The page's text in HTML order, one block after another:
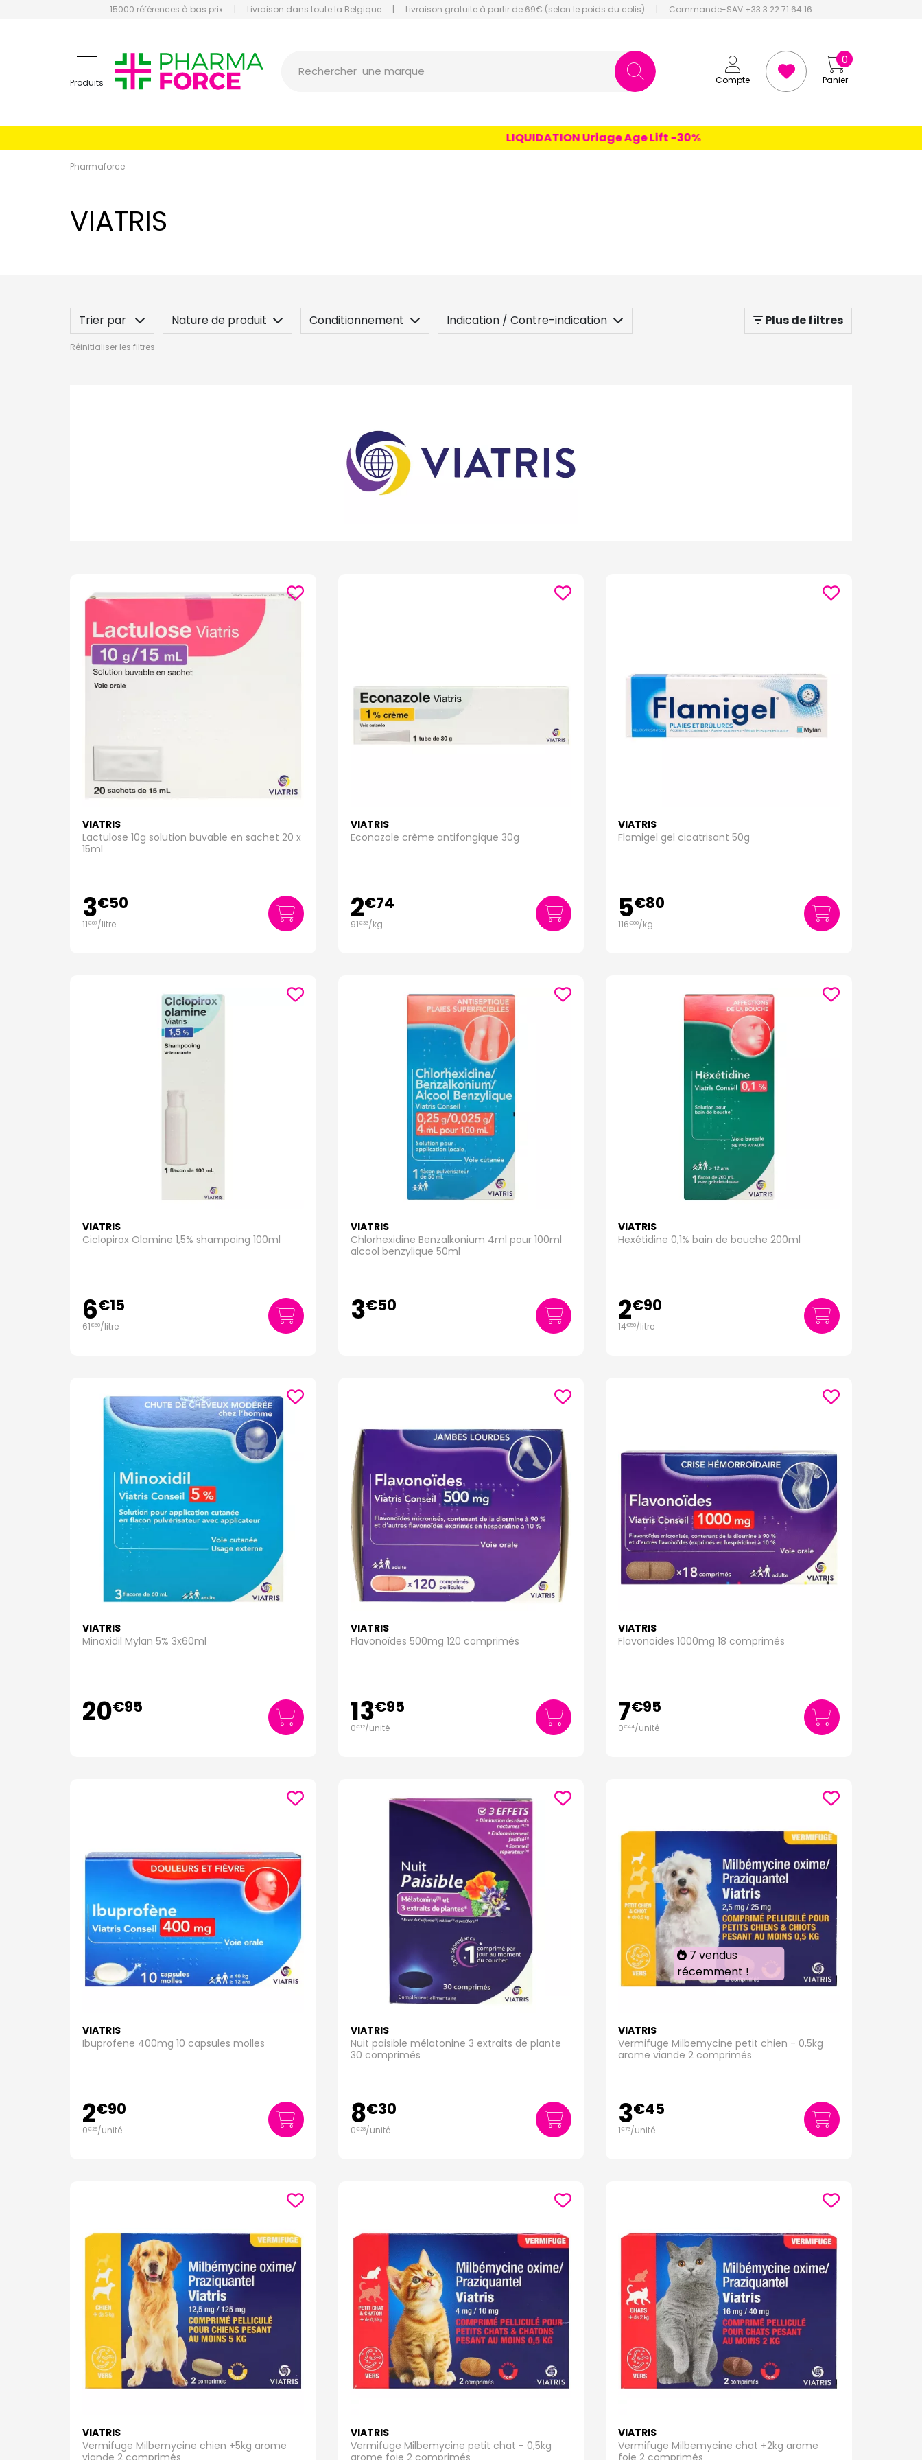
15000 références à bas prix | Livraison dans toute la Belgique | Livraison gratuite à partir de 69€ (selon le poids du colis) | Commande-SAV +33 3 22 71 64 16
Produits Compte Panier
0
Rechercher un conseil
une marque
LIQUIDATION Uriage Age Lift -30%
Pharmaforce
VIATRIS
Trier par Nature de produit Conditionnement
Indication / Contre-indication
Posez une question
Plus de filtres
Réinitialiser les filtres
VIATRIS
Lactulose 10g solution buvable en sachet 20 x
15ml
3€50
11€67/litre
VIATRIS
Econazole crème antifongique 30g
2€74
91€33/kg
VIATRIS
Flamigel gel cicatrisant 50g
5€80
116€00/kg
VIATRIS
Ciclopirox Olamine 1,5% shampoing 100ml
6€15
61€50/litre
VIATRIS
Chlorhexidine Benzalkonium 4ml pour 100ml
alcool benzylique 50ml
3€50
VIATRIS
Hexétidine 0,1% bain de bouche 200ml
2€90
14€50/litre
VIATRIS
Minoxidil Mylan 5% 3x60ml
20€95
VIATRIS
Flavonoïdes 500mg 120 comprimés
13€95
0€12/unité
VIATRIS
Flavonoides 1000mg 18 comprimés
7€95
0€44/unité
VIATRIS
Ibuprofene 400mg 10 capsules molles
2€90
0€29/unité
VIATRIS
Nuit paisible mélatonine 3 extraits de plante
30 comprimés
8€30
0€28/unité
7 vendus
récemment !
VIATRIS
Vermifuge Milbemycine petit chien - 0,5kg
arome viande 2 comprimés
3€45
1€73/unité
VIATRIS
Vermifuge Milbemycine chien +5kg arome
viande 2 comprimés
VIATRIS
Vermifuge Milbemycine petit chat - 0,5kg
arome foie 2 comprimés
VIATRIS
Vermifuge Milbemycine chat +2kg arome
foie 2 comprimés